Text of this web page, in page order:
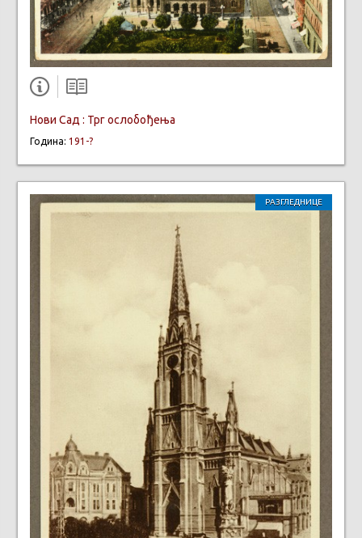
Нови Сад : Трг ослобођењa
Година: 191-?
РАЗГЛЕДНИЦЕ